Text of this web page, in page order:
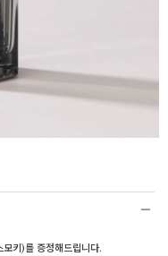
키)를 증정해드립니다.